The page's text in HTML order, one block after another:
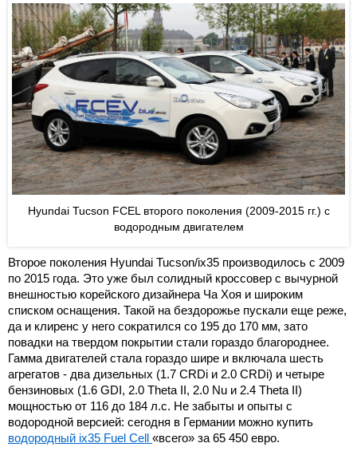
Hyundai Tucson FCEL второго поколения (2009-2015 гг.) с
водородным двигателем
Второе поколения Hyundai Tucson/ix35 производилось с 2009
по 2015 года. Это уже был солидный кроссовер с вычурной
внешностью корейского дизайнера Ча Хоя и широким
списком оснащения. Такой на бездорожье пускали еще реже,
да и клиренс у него сократился со 195 до 170 мм, зато
повадки на твердом покрытии стали гораздо благороднее.
Гамма двигателей стала гораздо шире и включала шесть
агрегатов - два дизельных (1.7 CRDi и 2.0 CRDi) и четыре
бензиновых (1.6 GDI, 2.0 Theta II, 2.0 Nu и 2.4 Theta II)
мощностью от 116 до 184 л.с. Не забыты и опыты с
водородной версией: сегодня в Германии можно купить
водородный ix35 Fuel Cell «всего» за 65 450 евро.